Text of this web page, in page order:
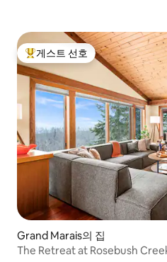
상위 게스트 선호
게스트 선호
Grand Marais의 집
The Retreat at Rosebush